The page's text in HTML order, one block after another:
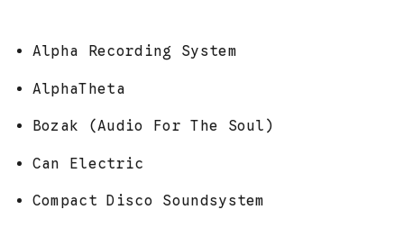
Alpha Recording System
AlphaTheta
Bozak (Audio For The Soul)
Can Electric
Compact Disco Soundsystem